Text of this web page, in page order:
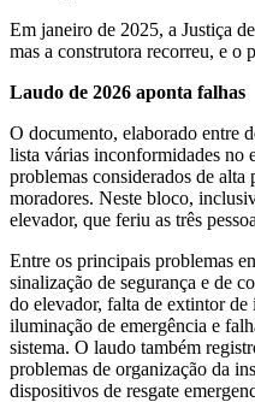
Em janeiro de 2025, a Justiça
mas a construtora recorreu, e o
Laudo de 2026 aponta falhas
O documento, elaborado entre
lista várias inconformidades
problemas considerados de alta
moradores. Neste bloco,
elevador, que feriu as três
Entre os principais problemas
sinalização de segurança e de
do elevador, falta de extintor
iluminação de emergência e
sistema. O laudo também
problemas de organização da
dispositivos de resgate